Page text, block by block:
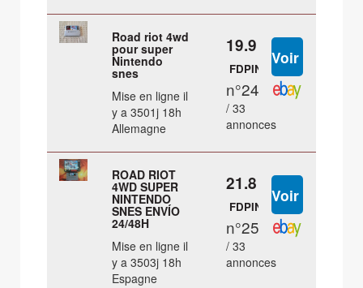
Road riot 4wd
pour super
Nintendo
snes
Mise en ligne il
y a 3501j 18h
Allemagne
19.9 €
FDPIN
n°24
/ 33
annonces
ROAD RIOT
4WD SUPER
NINTENDO
SNES ENVÍO
24/48H
Mise en ligne il
y a 3503j 18h
Espagne
21.8 €
FDPIN
n°25
/ 33
annonces